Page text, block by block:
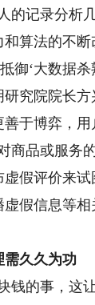
记录分析几
算法的不
御‘大数据
究院院长
于博弈，用
品或服务的
假评价来
假信息等
久久为功
的事，这让